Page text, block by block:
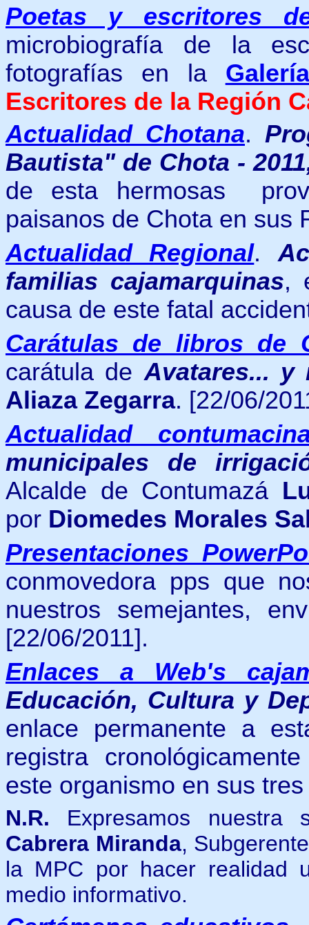
Poetas y escritores
microbiografía de la
fotografías en la
Escritores de la Región
Actualidad Chotana.
Bautista" de Chota -
de esta hermosas
paisanos de Chota en sus
Actualidad Regional.
familias cajamarquinas,
causa de este fatal
Carátulas de libros de
carátula deAvatares...
Aliaza Zegarra. [22/06/
Actualidad
municipales de
Alcalde de Contumazá
por Diomedes Morales
Presentaciones
conmovedora pps que
nuestros semejantes,
[22/06/2011].
Enlaces a Web's
Educación, Cultura y
enlace permanente a
registra
este organismo en sus
N.R. Expresamos
Cabrera Miranda,
la MPC por hacer realidad
medio informativo.